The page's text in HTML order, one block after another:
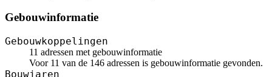
Gebouwinformatie
Gebouwkoppelingen
11 adressen met gebouwinformatie
Voor 11 van de 146 adressen is gebouwinformatie gevonden.
Bouwjaren